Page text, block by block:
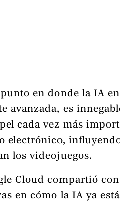
en donde la IA
avanzada, es
cada vez más
electrónico,
los videojuegos.
Cloud compartió
en cómo la IA ya está